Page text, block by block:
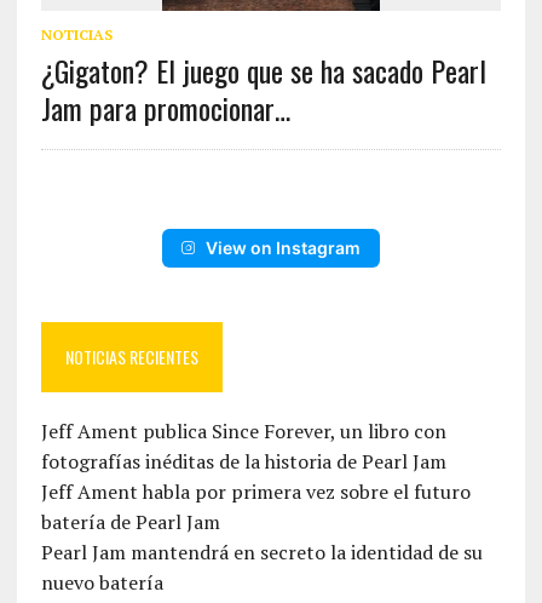
NOTICIAS
¿Gigaton? El juego que se ha sacado Pearl
Jam para promocionar…
View on Instagram
NOTICIAS RECIENTES
Jeff Ament publica Since Forever, un libro con
fotografías inéditas de la historia de Pearl Jam
Jeff Ament habla por primera vez sobre el futuro
batería de Pearl Jam
Pearl Jam mantendrá en secreto la identidad de su
nuevo batería